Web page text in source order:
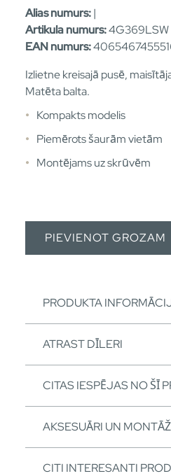
Alias numurs:|
Artikula numurs:4G369LSW
EAN numurs:
Izlietne kreisajā pusē,
Matēta balta.
Kompakts modelis
Piemērots šaurām vietām
Montējams uz skrūvēm
PIEVIENOT GROZAM
PRODUKTA
ATRAST DĪLERI
CITAS IESPĒJAS NO ŠĪ
AKSESUĀRI UN
CITI INTERESANTI